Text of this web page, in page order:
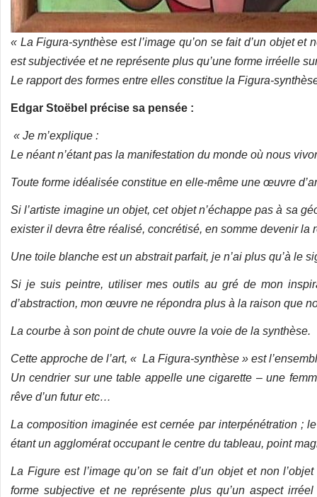
« La Figura-synthèse est l’image qu’on se fait d’un objet
est subjectivée et ne représente plus qu’une forme irréelle
Le rapport des formes entre elles constitue la Figura-
Edgar Stoëbel précise sa pensée :
« Je m’explique :
Le néant n’étant pas la manifestation du monde où nous
Toute forme idéalisée constitue en elle-même une œuvre
Si l’artiste imagine un objet, cet objet n’échappe pas à sa
exister il devra être réalisé, concrétisé, en somme devenir la
Une toile blanche est un abstrait parfait, je n’ai plus qu’à le
Si je suis peintre, utiliser mes outils au gré de mon
d’abstraction, mon œuvre ne répondra plus à la raison que
La courbe à son point de chute ouvre la voie de la synthèse.
Cette approche de l’art, « La Figura-synthèse » est
Un cendrier sur une table appelle une cigarette – une
rêve d’un futur etc…
La composition imaginée est cernée par interpénétration ;
étant un agglomérat occupant le centre du tableau, point
La Figure est l’image qu’on se fait d’un objet et non
forme subjective et ne représente plus qu’un aspect